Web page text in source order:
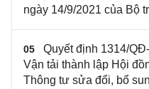
ngày 14/9/2021 của Bộ
05
Quyết định 1314/
Vận tải thành lập Hội
Thông tư sửa đổi, bổ